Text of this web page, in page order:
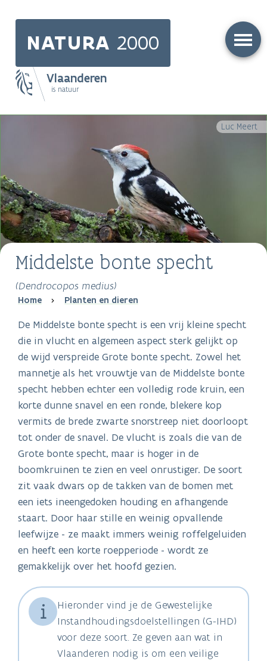
NATURA 2000
Vlaanderen
is natuur
Main
Luc Meert
Middelste bonte specht
(Dendrocopos medius)
Breadcrumb
Home Planten en dieren
De Middelste bonte specht is een vrij kleine specht
die in vlucht en algemeen aspect sterk gelijkt op
de wijd verspreide Grote bonte specht. Zowel het
mannetje als het vrouwtje van de Middelste bonte
specht hebben echter een volledig rode kruin, een
korte dunne snavel en een ronde, blekere kop
vermits de brede zwarte snorstreep niet doorloopt
tot onder de snavel. De vlucht is zoals die van de
Grote bonte specht, maar is hoger in de
boomkruinen te zien en veel onrustiger. De soort
zit vaak dwars op de takken van de bomen met
een iets ineengedoken houding en afhangende
staart. Door haar stille en weinig opvallende
leefwijze - ze maakt immers weinig roffelgeluiden
en heeft een korte roepperiode - wordt ze
gemakkelijk over het hoofd gezien.
Hieronder vind je de Gewestelijke
Instandhoudingsdoelstellingen (G-IHD)
voor deze soort. Ze geven aan wat in
Vlaanderen nodig is om een veilige